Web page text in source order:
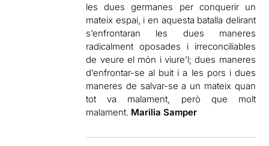
les dues germanes per conquerir un
mateix espai, i en aquesta batalla delirant
s’enfrontaran les dues maneres
radicalment oposades i irreconciliables
de veure el món i viure’l; dues maneres
d’enfrontar-se al buit i a les pors i dues
maneres de salvar-se a un mateix quan
tot va malament, però que molt
malament. Marilia Samper